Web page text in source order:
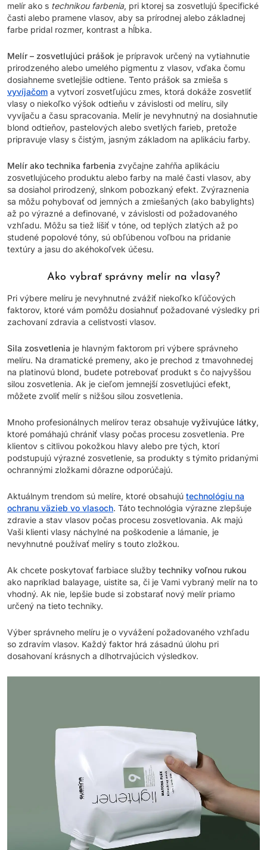
melír ako s technikou farbenia, pri ktorej sa zosvetlujú špecifické
časti alebo pramene vlasov, aby sa prírodnej alebo základnej
farbe pridal rozmer, kontrast a hĺbka.
Melír – zosvetlujúci prášok je prípravok určený na vytiahnutie
prirodzeného alebo umelého pigmentu z vlasov, vďaka čomu
dosiahneme svetlejšie odtiene. Tento prášok sa zmieša s
vyvíjačom a vytvorí zosvetľujúcu zmes, ktorá dokáže zosvetliť
vlasy o niekoľko výšok odtieňu v závislosti od melíru, sily
vyvíjaču a času spracovania. Melír je nevyhnutný na dosiahnutie
blond odtieňov, pastelových alebo svetlých farieb, pretože
pripravuje vlasy s čistým, jasným základom na aplikáciu farby.
Melír ako technika farbenia zvyčajne zahŕňa aplikáciu
zosvetlujúceho produktu alebo farby na malé časti vlasov, aby
sa dosiahol prirodzený, slnkom pobozkaný efekt. Zvýraznenia
sa môžu pohybovať od jemných a zmiešaných (ako babylights)
až po výrazné a definované, v závislosti od požadovaného
vzhľadu. Môžu sa tiež líšiť v tóne, od teplých zlatých až po
studené popolové tóny, sú obľúbenou voľbou na pridanie
textúry a jasu do akéhokoľvek účesu.
Ako vybrať správny melír na vlasy?
Pri výbere melíru je nevyhnutné zvážiť niekoľko kľúčových
faktorov, ktoré vám pomôžu dosiahnuť požadované výsledky pri
zachovaní zdravia a celistvosti vlasov.
Sila zosvetlenia je hlavným faktorom pri výbere správneho
melíru. Na dramatické premeny, ako je prechod z tmavohnedej
na platinovú blond, budete potrebovať produkt s čo najvyššou
silou zosvetlenia. Ak je cieľom jemnejší zosvetlujúci efekt,
môžete zvoliť melír s nižšou silou zosvetlenia.
Mnoho profesionálnych melírov teraz obsahuje vyživujúce látky,
ktoré pomáhajú chrániť vlasy počas procesu zosvetlenia. Pre
klientov s citlivou pokožkou hlavy alebo pre tých, ktorí
podstupujú výrazné zosvetlenie, sa produkty s týmito pridanými
ochrannými zložkami dôrazne odporúčajú.
Aktuálnym trendom sú melíre, ktoré obsahujú technológiu na
ochranu väzieb vo vlasoch. Táto technológia výrazne zlepšuje
zdravie a stav vlasov počas procesu zosvetlovania. Ak majú
Vaši klienti vlasy náchylné na poškodenie a lámanie, je
nevyhnutné používať melíry s touto zložkou.
Ak chcete poskytovať farbiace služby techniky voľnou rukou
ako napríklad balayage, uistite sa, či je Vami vybraný melír na to
vhodný. Ak nie, lepšie bude si zobstarať nový melír priamo
určený na tieto techniky.
Výber správneho melíru je o vyvážení požadovaného vzhľadu
so zdravím vlasov. Každý faktor hrá zásadnú úlohu pri
dosahovaní krásnych a dlhotrvajúcich výsledkov.